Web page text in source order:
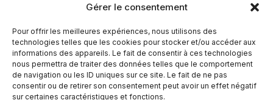
Gérer le consentement
Pour offrir les meilleures expériences, nous utilisons des
technologies telles que les cookies pour stocker et/ou accéder aux
informations des appareils. Le fait de consentir à ces technologies
nous permettra de traiter des données telles que le comportement
de navigation ou les ID uniques sur ce site. Le fait de ne pas
consentir ou de retirer son consentement peut avoir un effet négatif
sur certaines caractéristiques et fonctions.
7 Place Firmin Gautier
CS 80476
38016 GRENOBLE, Cedex 1
Chambery
Immeuble le Paris